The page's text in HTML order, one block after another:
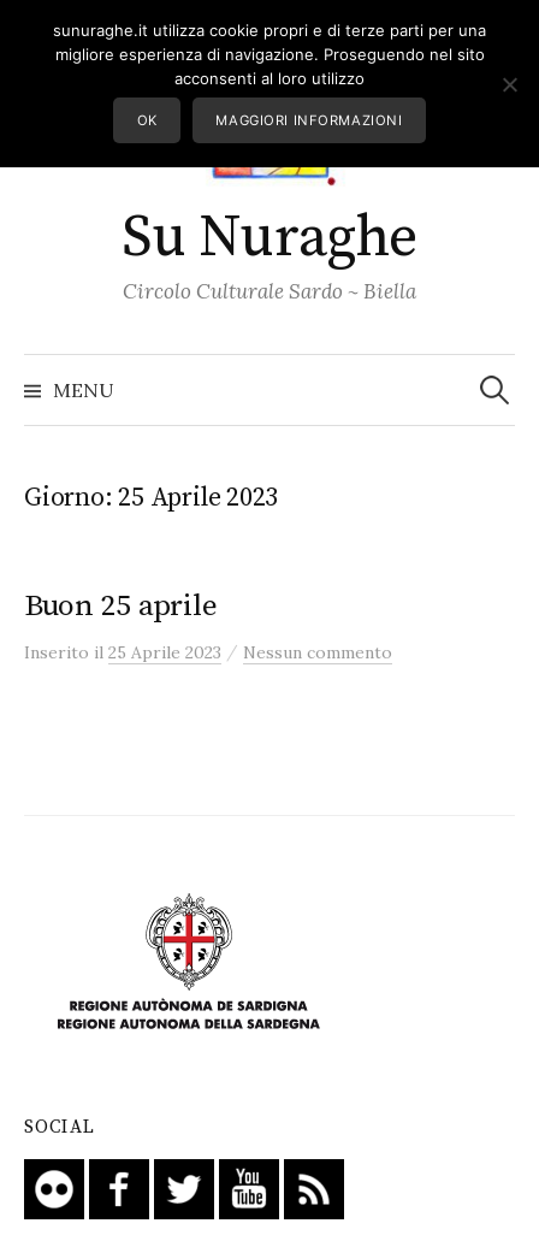
Su Nuraghe
Circolo Culturale Sardo ~ Biella
MENU per:
Giorno:25 Aprile 2023
Buon 25 aprile
Inserito il 25 Aprile 2023 / Nessun commento
SOCIAL
sunuraghe.it utilizza cookie propri e di terze parti per una
migliore esperienza di navigazione. Proseguendo nel sito
acconsenti al loro utilizzo
OK MAGGIORI INFORMAZIONI